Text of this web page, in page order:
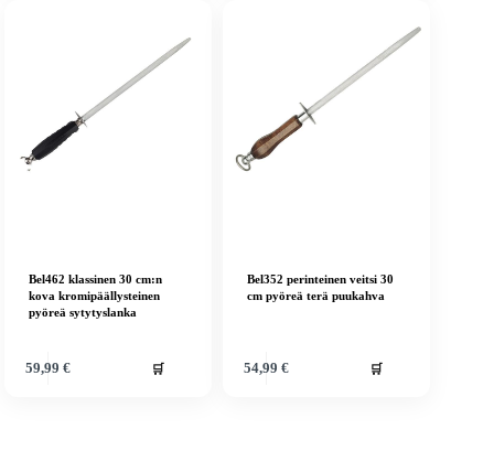
Bel462 klassinen 30 cm:n
kova kromipäällysteinen
pyöreä sytytyslanka
59,99 € 🛒
Bel352 perinteinen veitsi 30
cm pyöreä terä puukahva
54,99 € 🛒